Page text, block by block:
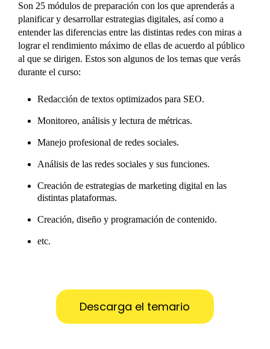
Son 25 módulos de preparación con los que aprenderás a
planificar y desarrollar estrategias digitales, así como a
entender las diferencias entre las distintas redes con miras a
lograr el rendimiento máximo de ellas de acuerdo al público
al que se dirigen. Estos son algunos de los temas que verás
durante el curso:
Redacción de textos optimizados para SEO.
Monitoreo, análisis y lectura de métricas.
Manejo profesional de redes sociales.
Análisis de las redes sociales y sus funciones.
Creación de estrategias de marketing digital en las
distintas plataformas.
Creación, diseño y programación de contenido.
etc.
Descarga el temario